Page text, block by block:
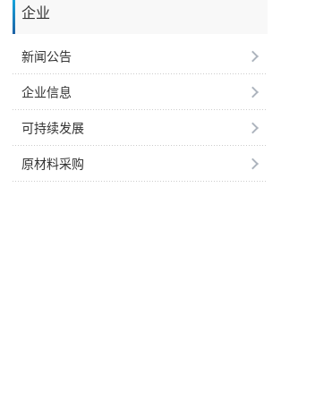
企业
新闻公告
企业信息
可持续发展
原材料采购